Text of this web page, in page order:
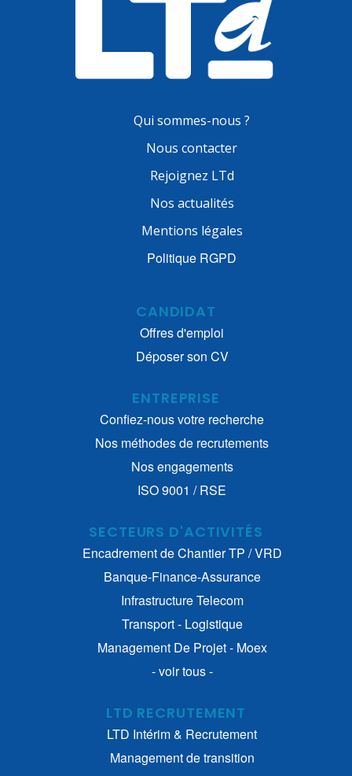
Qui sommes-nous ?
Nous contacter
Rejoignez LTd
Nos actualités
Mentions légales
Politique RGPD
CANDIDAT
Offres d'emploi
Déposer son CV
ENTREPRISE
Confiez-nous votre recherche
Nos méthodes de recrutements
Nos engagements
ISO 9001 / RSE
SECTEURS D'ACTIVITÉS
Encadrement de Chantier TP / VRD
Banque-Finance-Assurance
Infrastructure Telecom
Transport - Logistique
Management De Projet - Moex
- voir tous -
LTD RECRUTEMENT
LTD Intérim & Recrutement
Management de transition